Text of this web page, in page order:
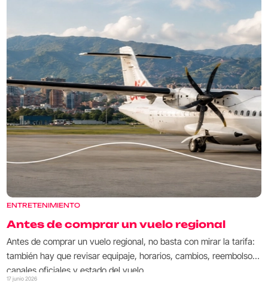
ENTRETENIMIENTO
Antes de comprar un vuelo regional
Antes de comprar un vuelo regional, no basta con mirar la tarifa:
también hay que revisar equipaje, horarios, cambios, reembolsos,
canales oficiales y estado del vuelo.
17 junio 2026